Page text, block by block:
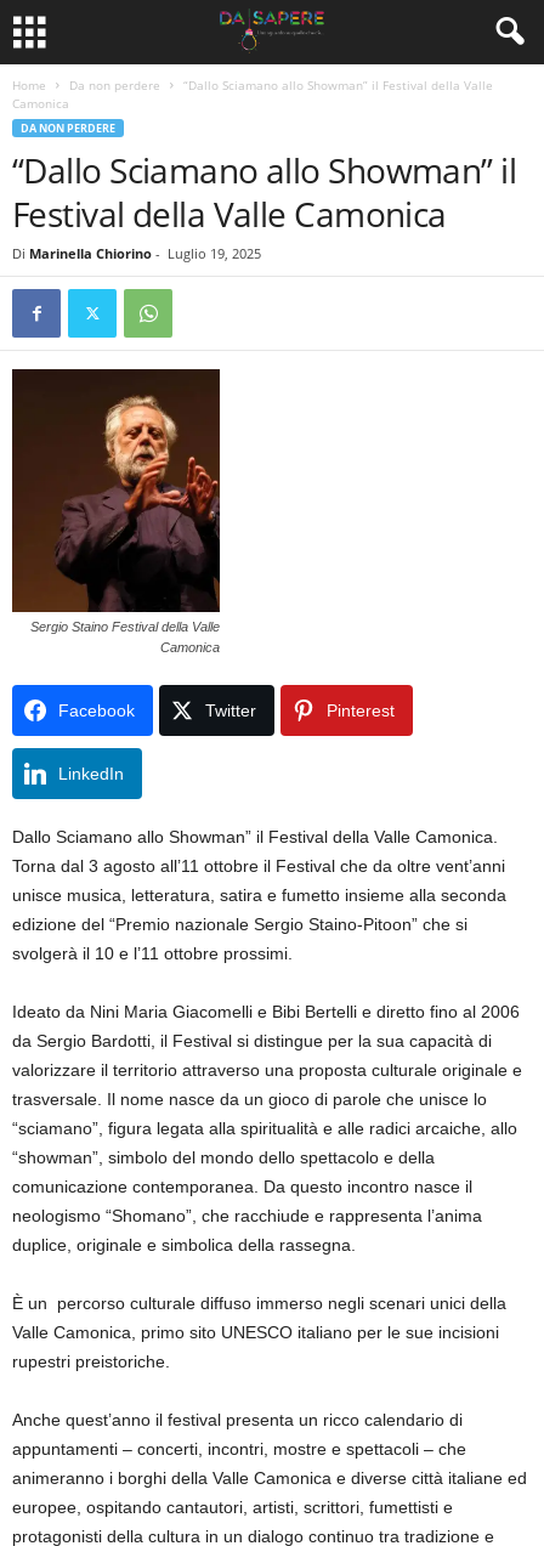
Home Da non perdere
“Dallo Sciamano allo Showman” il Festival della Valle
Camonica
DA NON PERDERE
“Dallo Sciamano allo Showman” il
Festival della Valle Camonica
Di Marinella Chiorino - Luglio 19, 2025
Sergio Staino Festival della Valle
Camonica
Facebook Twitter Pinterest
LinkedIn
Dallo Sciamano allo Showman” il Festival della Valle Camonica.
Torna dal 3 agosto all’11 ottobre il Festival che da oltre vent’anni
unisce musica, letteratura, satira e fumetto insieme alla seconda
edizione del “Premio nazionale Sergio Staino-Pitoon” che si
svolgerà il 10 e l’11 ottobre prossimi.
Ideato da Nini Maria Giacomelli e Bibi Bertelli e diretto fino al 2006
da Sergio Bardotti, il Festival si distingue per la sua capacità di
valorizzare il territorio attraverso una proposta culturale originale e
trasversale. Il nome nasce da un gioco di parole che unisce lo
“sciamano”, figura legata alla spiritualità e alle radici arcaiche, allo
“showman”, simbolo del mondo dello spettacolo e della
comunicazione contemporanea. Da questo incontro nasce il
neologismo “Shomano”, che racchiude e rappresenta l’anima
duplice, originale e simbolica della rassegna.
È un percorso culturale diffuso immerso negli scenari unici della
Valle Camonica, primo sito UNESCO italiano per le sue incisioni
rupestri preistoriche.
Anche quest’anno il festival presenta un ricco calendario di
appuntamenti – concerti, incontri, mostre e spettacoli – che
animeranno i borghi della Valle Camonica e diverse città italiane ed
europee, ospitando cantautori, artisti, scrittori, fumettisti e
protagonisti della cultura in un dialogo continuo tra tradizione e